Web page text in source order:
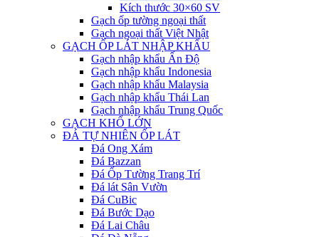
Kích thước 30×60 SV
Gạch ốp tường ngoại thất
Gạch ngoại thất Việt Nhật
GẠCH ỐP LÁT NHẬP KHẨU
Gạch nhập khẩu Ấn Độ
Gạch nhập khẩu Indonesia
Gạch nhập khẩu Malaysia
Gạch nhập khẩu Thái Lan
Gạch nhập khẩu Trung Quốc
GẠCH KHỔ LỚN
ĐÁ TỰ NHIÊN ỐP LÁT
Đá Ong Xám
Đá Bazzan
Đá Ốp Tường Trang Trí
Đá lát Sân Vườn
Đá CuBic
Đá Bước Dạo
Đá Lai Châu